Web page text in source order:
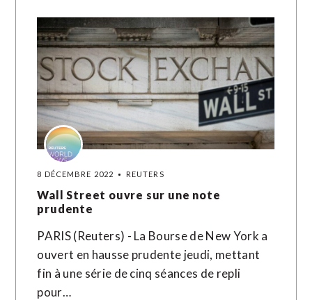
8 DÉCEMBRE 2022 REUTERS
Wall Street ouvre sur une note
prudente
PARIS (Reuters) - La Bourse de New York a
ouvert en hausse prudente jeudi, mettant
fin à une série de cinq séances de repli
pour…